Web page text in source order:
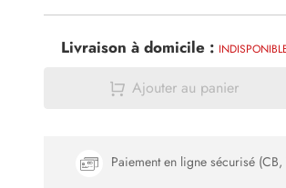
Livraison à domicile :
Ajouter au panier
Paiement en ligne sécurisé